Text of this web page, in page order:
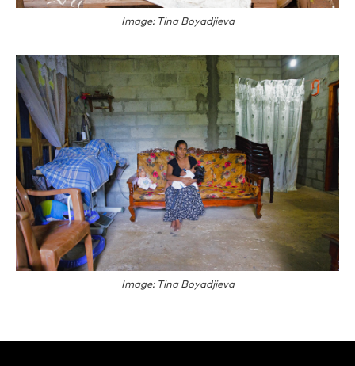
Image: Tina Boyadjieva
Image: Tina Boyadjieva